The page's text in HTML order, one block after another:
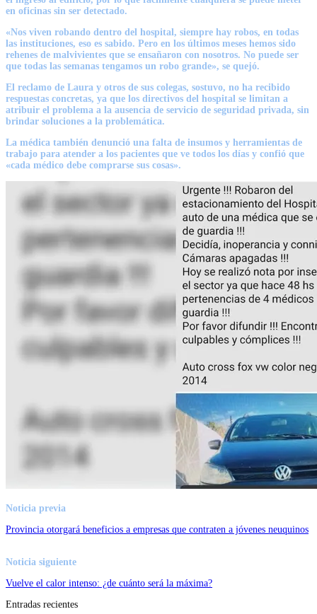
en oficinas sin ser detectado.
«Nos viven robando dentro del hospital, siempre hay robos, en todas
las instituciones, eso es sabido. Pero en los últimos meses hemos sido
rehenes de malvivientes que se ensañaron con nosotros. No puede ser
que todas las semanas tengamos un robo grande», se quejó.
El reclamo de Laura y otros de sus colegas, sostuvo, no ha recibido
respuestas concretas, ya que los directivos del hospital se limitan a
atribuir el problema a la ausencia de servicio de seguridad privada, sin
brindar soluciones a la problemática.
La médica también denunció una falta de insumos y herramientas de
trabajo para atender a los pacientes que ve todos los días y confió que
«cada médico debe comprarse sus cosas».
Noticia previa
Provincia otorgará beneficios a empresas que contraten a jóvenes neuquinos
Noticia siguiente
Vuelve el calor intenso: ¿de cuánto será la máxima?
Entradas recientes